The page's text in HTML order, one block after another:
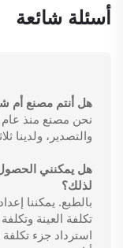
أسئلة شائعة
هل أنتم مصنع أم
والتصدير، ولدينا
هل يمكنني الحصول
لذلك؟
بالطبع. يمكننا
تكلفة العينة